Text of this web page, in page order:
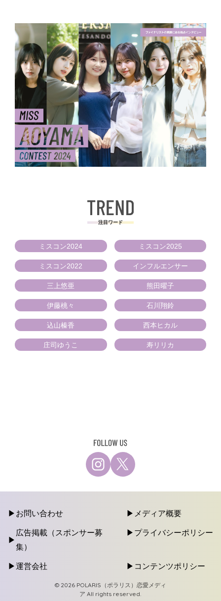
注目ワード
ミスコン2024 ミスコン2025
ミスコン2022 インフルエンサー
三上悠亜 熊田曜子
伊藤桃々 石川翔鈴
込山榛香 西本ヒカル
庄司ゆうこ 寿リリカ
お問い合わせ メディア概要
広告掲載（スポンサー募
集）
プライバシーポリシー
運営会社 コンテンツポリシー
© 2026 POLARIS（ポラリス）恋愛メディ
ア All rights reserved.